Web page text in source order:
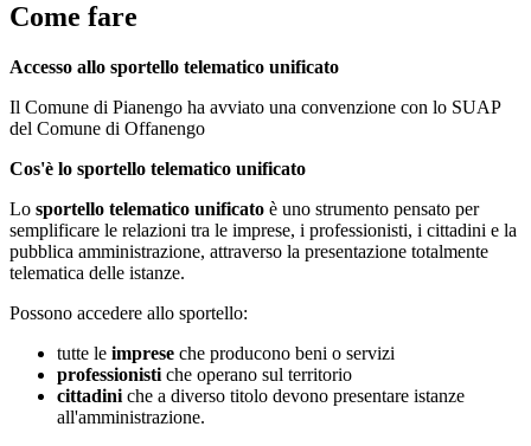
Come fare
Accesso allo sportello telematico unificato
Il Comune di Pianengo ha avviato una convenzione con lo SUAP
del Comune di Offanengo
Cos'è lo sportello telematico unificato
Lo sportello telematico unificato è uno strumento pensato per
semplificare le relazioni tra le imprese, i professionisti, i cittadini e la
pubblica amministrazione, attraverso la presentazione totalmente
telematica delle istanze.
Possono accedere allo sportello:
tutte le imprese che producono beni o servizi
professionisti che operano sul territorio
cittadini che a diverso titolo devono presentare istanze
all'amministrazione.